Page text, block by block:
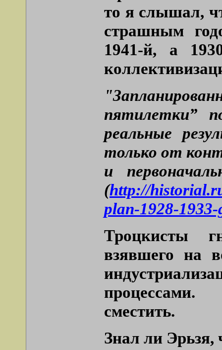
то я слышал,
страшным
1941-й, а
пятилетки”
реальные
только от
и
(http://
plan-1928-
Троцкисты
взявшего на
сместить.
Знал ли Эрьзя,